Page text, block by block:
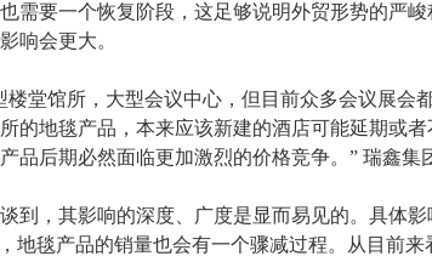
需要一个恢复阶段，这足够说明外贸形势的严
响会更大。
馆所，大型会议中心，但目前众多会议展会
的地毯产品，本来应该新建的酒店可能延期或
品后期必然面临更加激烈的价格竞争。” 瑞鑫集
，其影响的深度、广度是显而易见的。具体影
地毯产品的销量也会有一个骤减过程。从目前